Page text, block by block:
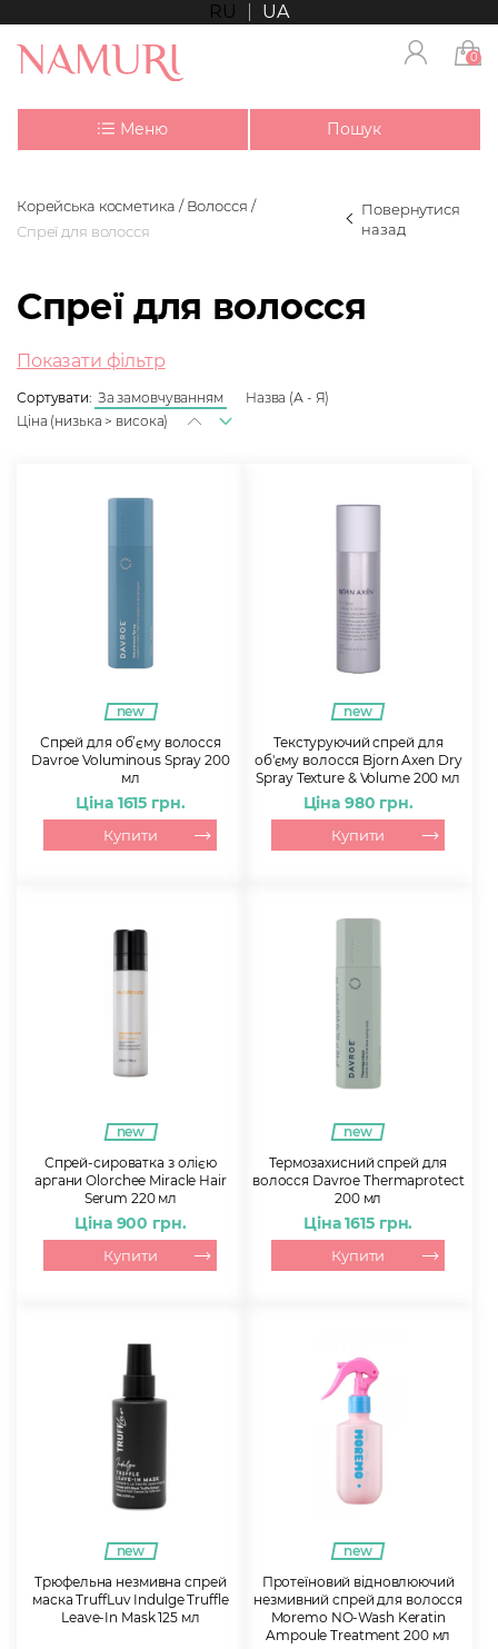
RU UA
0
Меню Пошук
Корейська косметика
Волосся
Спреї для волосся
Повернутися
назад
Спреї для волосся
Показати фільтр
Сортувати: За замовчуванням
Назва (А - Я)
Ціна (низька > висока)
new
Спрей для об’єму волосся
Davroe Voluminous Spray 200
мл
Ціна 1615 грн.
Купити
new
Текстуруючий спрей для
об'єму волосся Bjorn Axen Dry
Spray Texture & Volume 200 мл
Ціна 980 грн.
Купити
new
Спрей-сироватка з олією
аргани Olorchee Miracle Hair
Serum 220 мл
Ціна 900 грн.
Купити
new
Термозахисний спрей для
волосся Davroe Thermaprotect
200 мл
Ціна 1615 грн.
Купити
new
Трюфельна незмивна спрей
маска TruffLuv Indulge Truffle
Leave-In Mask 125 мл
new
Протеїновий відновлюючий
незмивний спрей для волосся
Moremo NO-Wash Keratin
Ampoule Treatment 200 мл